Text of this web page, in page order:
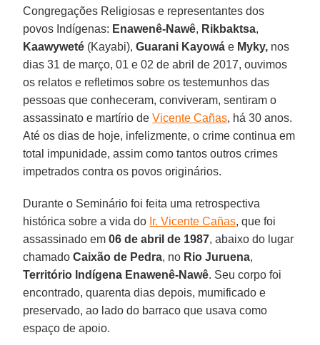
Congregações Religiosas e representantes dos
povos Indígenas: Enawenê-Nawê, Rikbaktsa,
Kaawyweté (Kayabi),Guarani Kayowá e Myky, nos
dias 31 de março, 01 e 02 de abril de 2017, ouvimos
os relatos e refletimos sobre os testemunhos das
pessoas que conheceram, conviveram, sentiram o
assassinato e martírio deVicente Cañas, há 30 anos.
Até os dias de hoje, infelizmente, o crime continua em
total impunidade, assim como tantos outros crimes
impetrados contra os povos originários.
Durante o Seminário foi feita uma retrospectiva
histórica sobre a vida do Ir. Vicente Cañas, que foi
assassinado em06 de abril de 1987, abaixo do lugar
chamadoCaixão de Pedra, no Rio Juruena,
Território Indígena Enawenê-Nawê. Seu corpo foi
encontrado, quarenta dias depois, mumificado e
preservado, ao lado do barraco que usava como
espaço de apoio.